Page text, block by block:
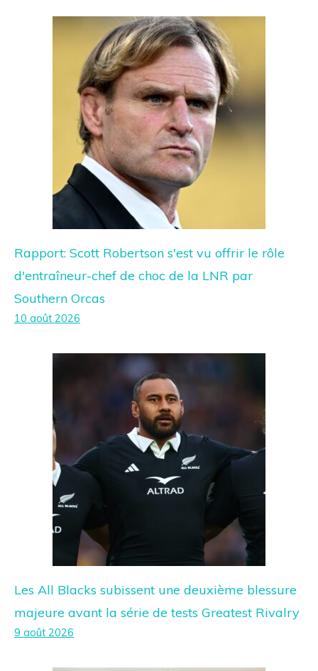
Rapport: Scott Robertson s'est vu offrir le rôle
d'entraîneur-chef de choc de la LNR par
Southern Orcas
10 août 2026
Les All Blacks subissent une deuxième blessure
majeure avant la série de tests Greatest Rivalry
9 août 2026